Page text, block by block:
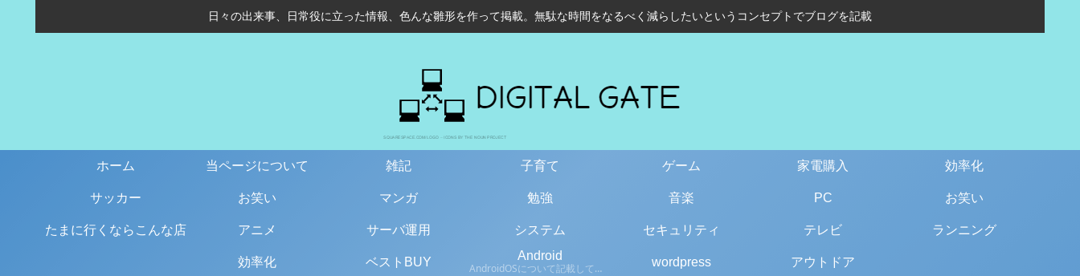
日々の出来事、日常役に立った情報、色んな雛形を作って掲載。無駄な時間をなるべく減らしたいというコンセプトでブログを記載
ホーム 当ページについて 雑記 子育て ゲーム 家電購入 効率化
サッカー お笑い マンガ 勉強 音楽 PC お笑い
たまに行くならこんな店 アニメ サーバ運用 システム セキュリティ テレビ ランニング
効率化 ベストBUY
Android
AndroidOSについて記載しています。古い情報もあるので、更新日を確認して下さい。
wordpress アウトドア